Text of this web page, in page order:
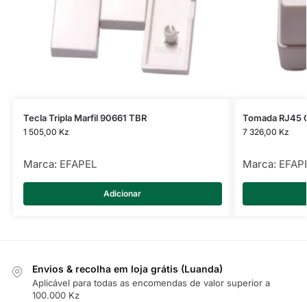
Tecla Tripla Marfil 90661 TBR
1 505,00 Kz
Marca: EFAPEL
Adicionar
Tomada RJ45
7 326,00 Kz
Marca:
Envios & recolha em loja grátis (Luanda)
Aplicável para todas as encomendas de valor superior a
100.000 Kz